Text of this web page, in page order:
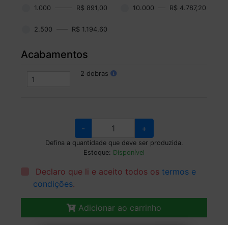
1.000 R$ 891,00 10.000 R$ 4.787,20
2.500 R$ 1.194,60
Acabamentos
2 dobras
- +
Defina a quantidade que deve ser produzida.
Estoque: Disponível
Declaro que li e aceito todos ostermos e
condições.
Adicionar ao carrinho